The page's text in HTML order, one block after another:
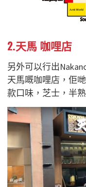
2.天馬 咖哩店
另外可以行出
天馬嘅咖哩店，佢
款口味，芝士，半